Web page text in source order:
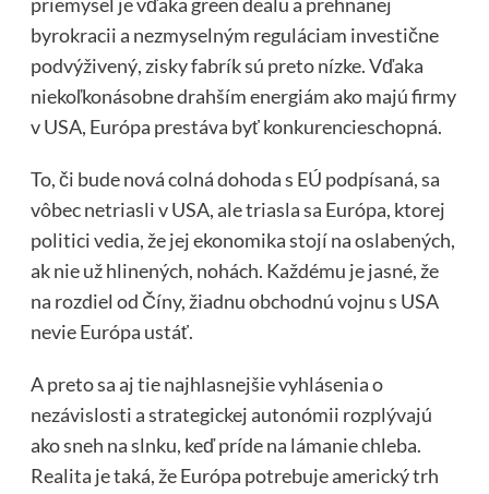
byrokracii a nezmyselným reguláciam investične
podvýživený, zisky fabrík sú preto nízke. Vďaka
niekoľkonásobne drahším energiám ako majú firmy
v USA, Európa prestáva byť konkurencieschopná.
To, či bude nová colná dohoda s EÚ podpísaná, sa
vôbec netriasli v USA, ale triasla sa Európa, ktorej
politici vedia, že jej ekonomika stojí na oslabených,
ak nie už hlinených, nohách. Každému je jasné, že
na rozdiel od Číny, žiadnu obchodnú vojnu s USA
nevie Európa ustáť.
A preto sa aj tie najhlasnejšie vyhlásenia o
nezávislosti a strategickej autonómii rozplývajú
ako sneh na slnku, keď príde na lámanie chleba.
Realita je taká, že Európa potrebuje americký trh